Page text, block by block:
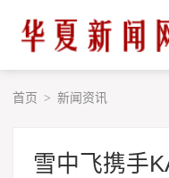
首页 > 新闻资讯
雪中飞携手